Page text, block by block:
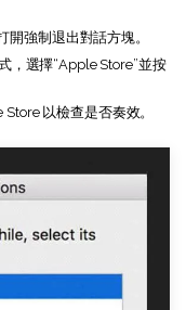
開強制退出對話方塊。
，選擇“Apple Store”並按
以檢查是否奏效。